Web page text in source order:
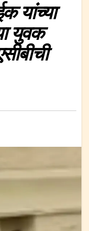
यांच्या
युवक